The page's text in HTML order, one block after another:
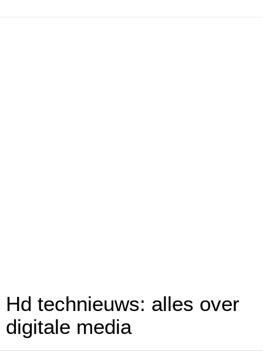
Hd technieuws: alles over
digitale media